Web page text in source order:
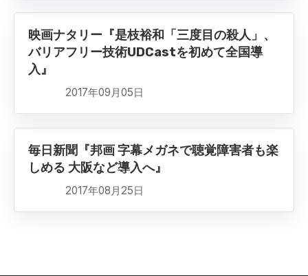
映画ナタリー『是枝裕和「三度目の殺人」、
バリアフリー技術UDCastを初めて全国導
入』
2017年09月05日
毎日新聞『邦画 字幕メガネで聴覚障害者も楽
しめる 大阪など導入へ』
2017年08月25日